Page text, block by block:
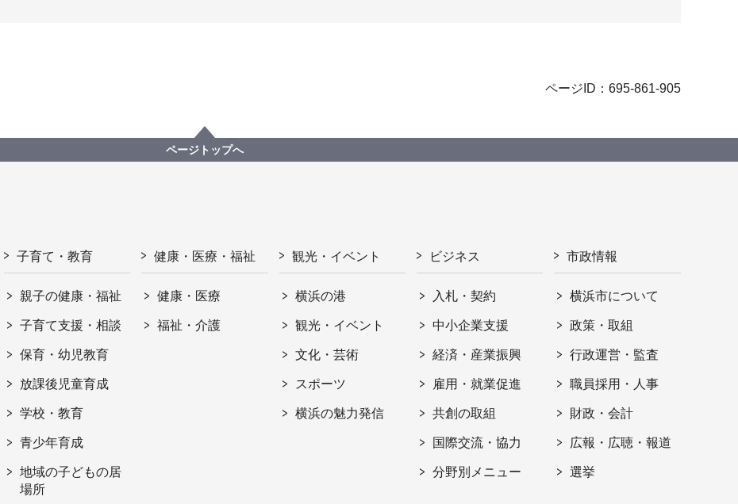
ページID：695-861-905
ページトップへ
子育て・教育
親子の健康・福祉
子育て支援・相談
保育・幼児教育
放課後児童育成
学校・教育
青少年育成
地域の子どもの居
場所
健康・医療・福祉
健康・医療
福祉・介護
観光・イベント
横浜の港
観光・イベント
文化・芸術
スポーツ
横浜の魅力発信
ビジネス
入札・契約
中小企業支援
経済・産業振興
雇用・就業促進
共創の取組
国際交流・協力
分野別メニュー
市政情報
横浜市について
政策・取組
行政運営・監査
職員採用・人事
財政・会計
広報・広聴・報道
選挙